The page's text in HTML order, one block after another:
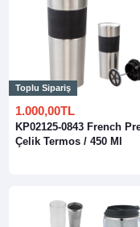
Toplu Sipariş
1.000,00TL
KP02125-0843 French
Çelik Termos / 450 Ml